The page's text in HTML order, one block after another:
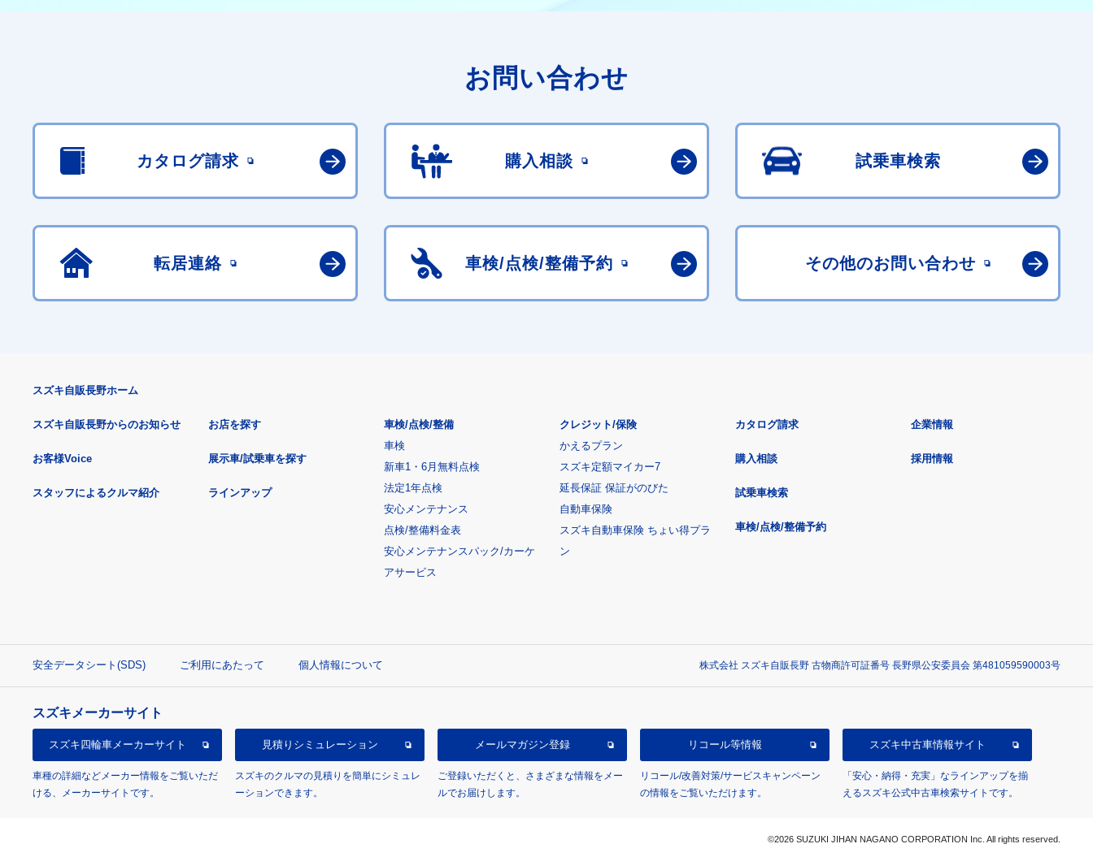
お問い合わせ
カタログ請求 購入相談 試乗車検索
転居連絡 車検/点検/整備予約 その他のお問い合わせ
スズキ自販長野ホーム
スズキ自販長野からのお知らせ
お客様Voice
スタッフによるクルマ紹介
お店を探す
展示車/試乗車を探す
ラインアップ
車検/点検/整備
車検
新車1・6月無料点検
法定1年点検
安心メンテナンス
点検/整備料金表
安心メンテナンスパック/カーケ
アサービス
クレジット/保険
かえるプラン
スズキ定額マイカー7
延長保証 保証がのびた
自動車保険
スズキ自動車保険 ちょい得プラ
ン
カタログ請求
購入相談
試乗車検索
車検/点検/整備予約
企業情報
採用情報
安全データシート(SDS) ご利用にあたって 個人情報について 株式会社 スズキ自販長野 古物商許可証番号 長野県公安委員会 第481059590003号
スズキメーカーサイト
スズキ四輪車メーカーサイト
車種の詳細などメーカー情報をご覧いただ
ける、メーカーサイトです。
見積り シミュレーション
スズキのクルマの見積りを簡単にシミュレ
ーションできます。
メールマガジン登録
ご登録いただくと、さまざまな情報をメー
ルでお届けします。
リコール等情報
リコール/改善対策/サービスキャンペーン
の情報をご覧いただけます。
スズキ中古車情報サイト
「安心・納得・充実」なラインアップを揃
えるスズキ公式中古車検索サイトです。
©2026 SUZUKI JIHAN NAGANO CORPORATION Inc. All rights reserved.